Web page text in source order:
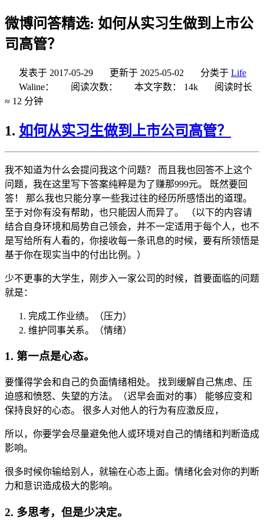
微博问答精选: 如何从实习生做到上市公
司高管？
发表于 2017-05-29 更新于 2025-05-02 分类于 Life
Waline：
阅读次数： 本文字数： 14k
阅读时长
≈ 12 分钟
1. 如何从实习生做到上市公司高管？
我不知道为什么会提问我这个问题？ 而且我也回答不上这个
问题，我在这里写下答案纯粹是为了赚那999元。 既然要回
答！ 那么我也只能分享一些我过往的经历所感悟出的道理。
至于对你有没有帮助，也只能因人而异了。 （以下的内容请
结合自身环境和局势自己领会，并不一定适用于每个人，也不
是写给所有人看的，你接收每一条讯息的时候，要有所领悟是
基于你在现实当中的付出比例。）
少不更事的大学生，刚步入一家公司的时候，首要面临的问题
就是：
完成工作业绩。（压力）
维护同事关系。（情绪）
1. 第一点是心态。
要懂得学会和自己的负面情绪相处。 找到缓解自己焦虑、压
迫感和愤怒、失望的方法。（迟早会面对的事） 能够应变和
保持良好的心态。 很多人对他人的行为有应激反应，
所以，你要学会尽量避免他人或环境对自己的情绪和判断造成
影响。
很多时候你输给别人，就输在心态上面。情绪化会对你的判断
力和意识造成极大的影响。
2. 多思考，但是少决定。